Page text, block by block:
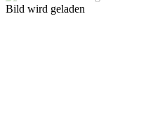
Bild wird geladen